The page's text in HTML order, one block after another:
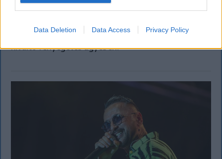
Data Deletion Data Access Privacy Policy
Büntetőfeljelentést tett csütörtökön Majka
Feszt fesztiválra tervezett koncert lemondását
kiváltó fenyegetés ügyében.